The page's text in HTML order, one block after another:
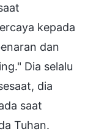
kepada
dan
Dia selalu
dia
saat
Tuhan.